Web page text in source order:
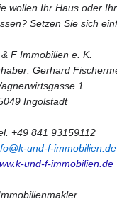
wollen Ihr Haus oder
Setzen Sie sich
& F Immobilien e. K.
Gerhard
1
Ingolstadt
+49 841 93159112
und-f-immobilien.de
und-f-immobilien.de